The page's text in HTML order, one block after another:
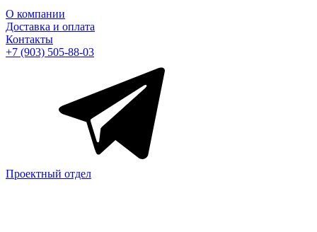
О компании
Доставка и оплата
Контакты
+7 (903) 505-88-03
Проектный отдел